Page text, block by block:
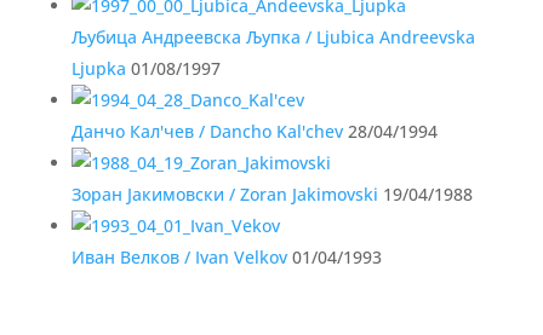
Љубица Андреевска Љупка / Ljubica Andreevska
Ljupka 01/08/1997
Данчо Кал'чев / Dancho Kal'chev28/04/1994
Зоран Јакимовски / Zoran Jakimovski 19/04/1988
Иван Велков / Ivan Velkov01/04/1993